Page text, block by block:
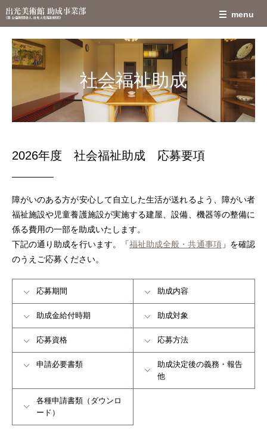
社会福祉助成
2026年度 社会福祉助成 応募要項
障がいのある方が安心して自立した生活が送れるよう、障がい者
福祉施設や児童養護施設が実施する建屋、設備、機器等の整備に
係る費用の一部を助成いたします。
下記の通り助成を行います。「福祉助成全般・共通事項」を確認
のうえご応募ください。
応募期間 助成内容
助成金給付時期 助成対象
応募資格 応募方法
申請必要書類
助成決定後の義務・報告
他
各種申請書類（ダウンロ
ード）